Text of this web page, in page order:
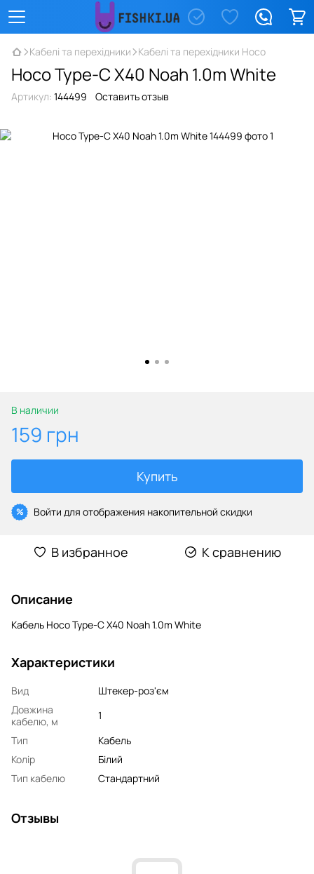
Кабелі та перехідники Кабелі та перехідники Hoco
Hoco Type-C X40 Noah 1.0m White
Артикул: 144499 Оставить отзыв
В наличии
159 грн
Купить
% Войти для отображения накопительной скидки
В избранное К сравнению
Описание
Кабель Hoco Type-C X40 Noah 1.0m White
Характеристики
Вид
Штекер-роз'єм
Довжина
кабелю, м
1
Тип
Кабель
Колір
Білий
Тип кабелю
Стандартний
Отзывы